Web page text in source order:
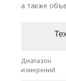
а также
Диапазон
измерений